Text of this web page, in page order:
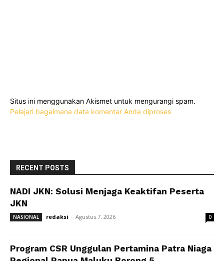
Situs ini menggunakan Akismet untuk mengurangi spam.
Pelajari bagaimana data komentar Anda diproses
RECENT POSTS
NADI JKN: Solusi Menjaga Keaktifan Peserta
JKN
NASIONAL redaksi - Agustus 7, 2026 0
Program CSR Unggulan Pertamina Patra Niaga